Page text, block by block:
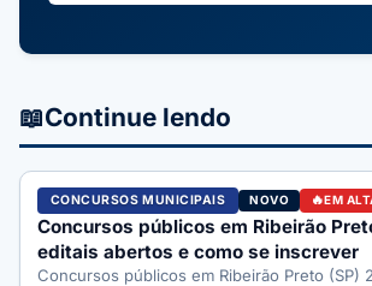
📖Continue lendo
CONCURSOS MUNICIPAIS NOVO EM
Concursos públicos em Ribeirão
editais abertos e como se inscrever
Concursos públicos em Ribeirão Preto (SP)